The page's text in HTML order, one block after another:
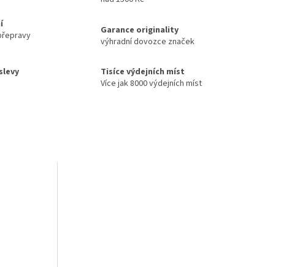
Garance originality
výhradní dovozce značek
Tisíce výdejních míst
Více jak 8000 výdejních míst